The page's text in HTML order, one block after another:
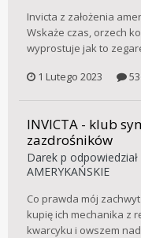
Invicta z założenia
Wskaże czas, orzech
wyprostuje jak to
1 Lutego 2023
INVICTA - klub
zazdrośników
Darek p odpowiedział
AMERYKAŃSKIE
Co prawda mój
kupię ich mechanika z
kwarcyku i owszem